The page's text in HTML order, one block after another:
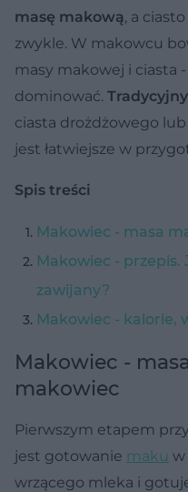
masę makową, a
zwykle. W makowcu
masy makowej i ciasta
dominować.
ciasta drożdżowego
jest łatwiejsze w
Spis treści
Makowiec - masa
Makowiec -
zawijany?
Makowiec - kalorie,
Makowiec -
makowiec
Pierwszym etapem
jest gotowanie maku w
wrzącego mleka i